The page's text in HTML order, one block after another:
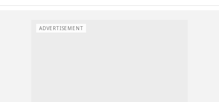
ADVERTISEMENT